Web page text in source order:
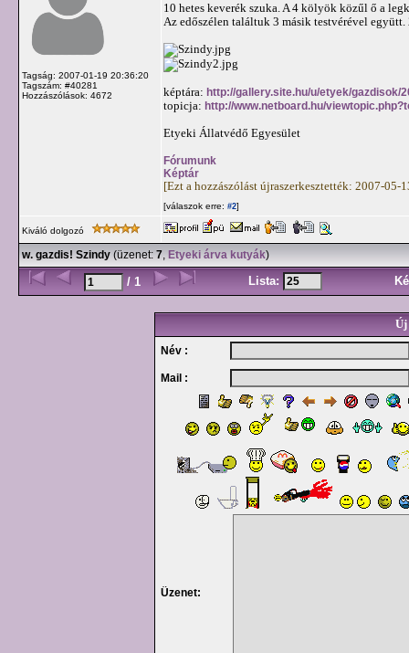
Tagság: 2007-01-19 20:36:20
Tagszám: #40281
Hozzászólások: 4672
10 hetes keverék szuka. A 4 kölyök közűl ő a
Az edőszélen találtuk 3 másik testvérével
képtára: http://gallery.site.hu/u/etyek/gazdisok/
topicja: http://www.netboard.hu/
Etyeki Állatvédő Egyesület
Fórumunk
Képtár
[Ezt a hozzászólást újraszerkesztették: 2007-05-
[válaszok erre: #2]
Kiváló dolgozó
w. gazdis! Szindy (üzenet: 7, Etyeki árva kutyák)
/ 1 Lista:
Új
Név :
Mail :
Üzenet: